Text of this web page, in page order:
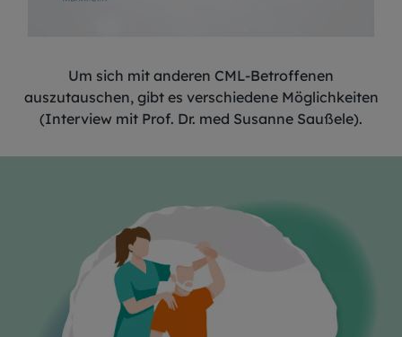
Um sich mit anderen CML-Betroffenen
auszutauschen, gibt es verschiedene Möglichkeiten
(Interview mit Prof. Dr. med Susanne Saußele).